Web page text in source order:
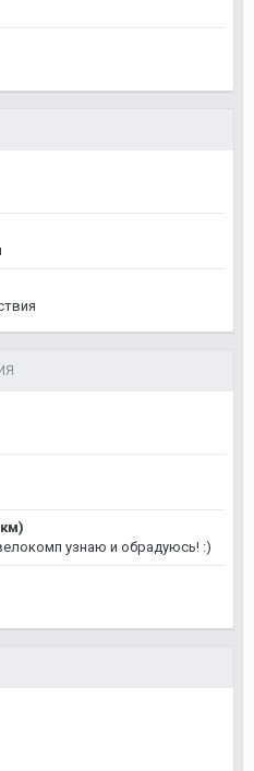
узнаю и обрадуюсь! :)